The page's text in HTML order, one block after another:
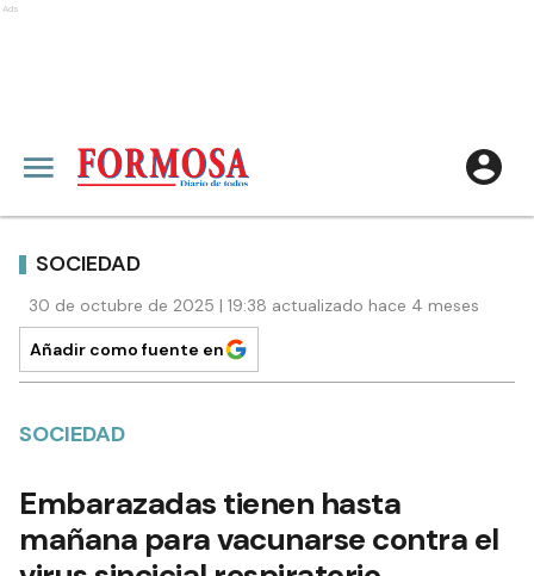
Ads
SOCIEDAD
30 de octubre de 2025 | 19:38 actualizado hace 4 meses
Añadir como fuente en
SOCIEDAD
Embarazadas tienen hasta
mañana para vacunarse contra el